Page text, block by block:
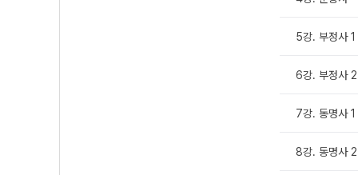
5강. 부정사 1
6강. 부정사 2
7강. 동명사 1
8강. 동명사 2